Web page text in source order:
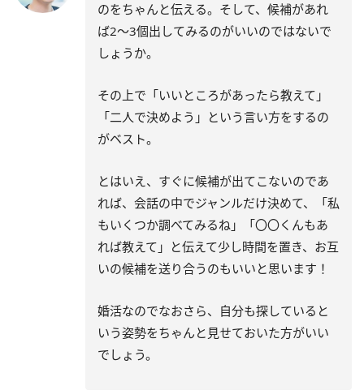
のをちゃんと伝える。そして、候補があれ
ば2〜3個出してみるのがいいのではないで
しょうか。
その上で「いいところがあったら教えて」
「二人で決めよう」という言い方をするの
がベスト。
とはいえ、すぐに候補が出てこないのであ
れば、会話の中でジャンルだけ決めて、「私
もいくつか調べてみるね」「〇〇くんもあ
れば教えて」と伝えて少し時間を置き、お互
いの候補を送り合うのもいいと思います！
婚活なのでなおさら、自分も探していると
いう姿勢をちゃんと見せておいた方がいい
でしょう。